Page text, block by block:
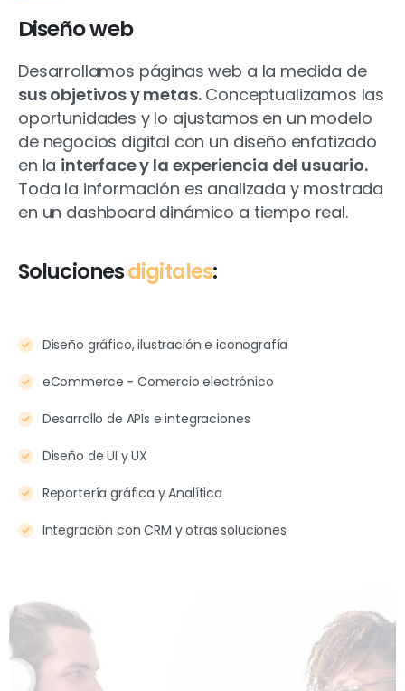
Diseño web
Desarrollamos páginas web a la medida de
sus objetivos y metas.Conceptualizamos las
oportunidades y lo ajustamos en un modelo
de negocios digital con un diseño enfatizado
en la interface y la experiencia del usuario.
Toda la información es analizada y mostrada
en un dashboard dinámico a tiempo real.
Solucionesdigitales:
Diseño gráfico, ilustración e iconografía
eCommerce - Comercio electrónico
Desarrollo de APIs e integraciones
Diseño de UI y UX
Reportería gráfica y Analítica
Integración con CRM y otras soluciones